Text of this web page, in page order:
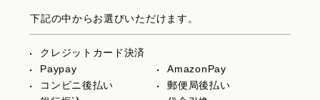
下記の中からお選びいただけます。
クレジットカード決済
Paypay
AmazonPay
コンビニ後払い
郵便局後払い